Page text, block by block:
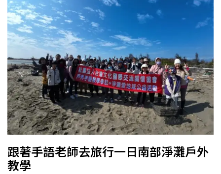
跟著手語老師去旅行一日南部淨灘戶外
教學